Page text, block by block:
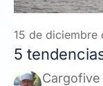
15 de diciembre
5
Cargofive